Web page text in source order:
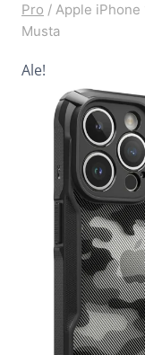
Pro / Apple iPhone
Musta
Ale!